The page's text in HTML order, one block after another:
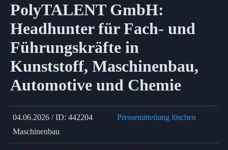
PolyTALENT GmbH:
Headhunter für Fach- und
Führungskräfte in
Kunststoff, Maschinenbau,
Automotive und Chemie
04.06.2026 / ID: 442204
Pressemitteilung löschen
Maschinenbau